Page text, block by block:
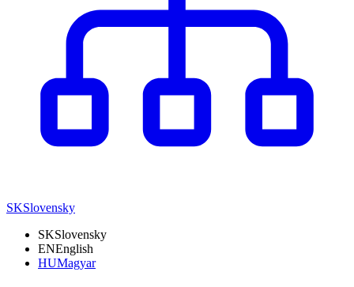
SKSlovensky
SKSlovensky
ENEnglish
HUMagyar